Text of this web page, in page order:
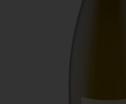
Un auxerrois plus complexe,
plus exotique. Issue des
domaine, cette cuvée a
an dans des fûts
La richesse naturelle de ce